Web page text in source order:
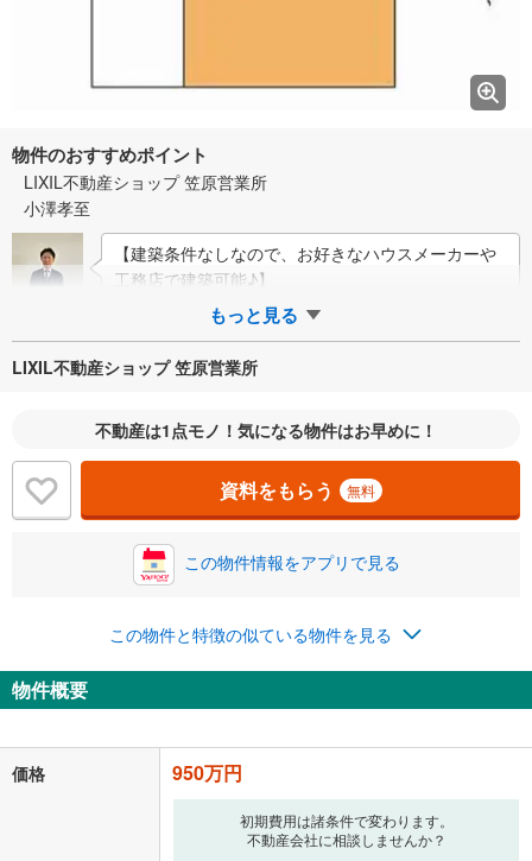
物件のおすすめポイント
LIXIL不動産ショップ 笠原営業所
小澤孝至
【建築条件なしなので、お好きなハウスメーカーや
工務店で建築可能♪】
もっと見る
LIXIL不動産ショップ 笠原営業所
不動産は1点モノ！気になる物件はお早めに！
資料をもらう 無料
この物件情報をアプリで見る
この物件と特徴の似ている物件を見る
物件概要
価格 950万円
初期費用は諸条件で変わります。
不動産会社に相談しませんか？